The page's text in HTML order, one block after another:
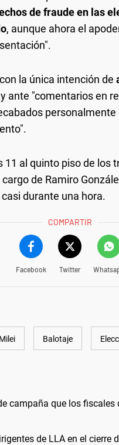
de fraude en las
, aunque ahora el
la única intención de
ante "comentarios en
11 al quinto piso de los
de Ramiro
durante una hora.
COMPARTIR
Facebook Twitter
Balotaje
campaña que los
de LLA en el cierre